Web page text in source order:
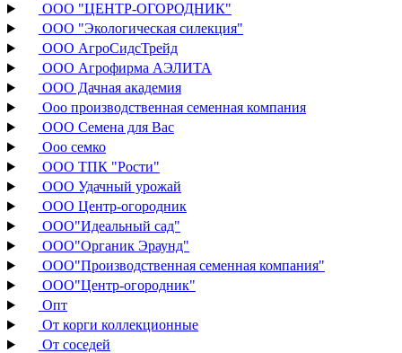
ООО "ЦЕНТР-ОГОРОДНИК"
ООО "Экологическая силекция"
ООО АгроСидсТрейд
ООО Агрофирма АЭЛИТА
ООО Дачная академия
Ооо производственная семенная компания
ООО Семена для Вас
Ооо семко
ООО ТПК "Рости"
ООО Удачный урожай
ООО Центр-огородник
ООО"Идеальный сад"
ООО"Органик Эраунд"
ООО"Производственная семенная компания"
ООО"Центр-огородник"
Опт
От корги коллекционные
От соседей